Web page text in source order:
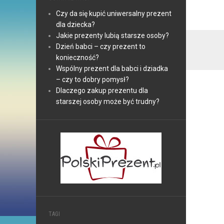
Czy da się kupić uniwersalny prezent
dla dziecka?
Jakie prezenty lubią starsze osoby?
Dzień babci – czy prezent to
konieczność?
Wspólny prezent dla babci i dziadka
– czy to dobry pomysł?
Dlaczego zakup prezentu dla
starszej osoby może być trudny?
TAGI